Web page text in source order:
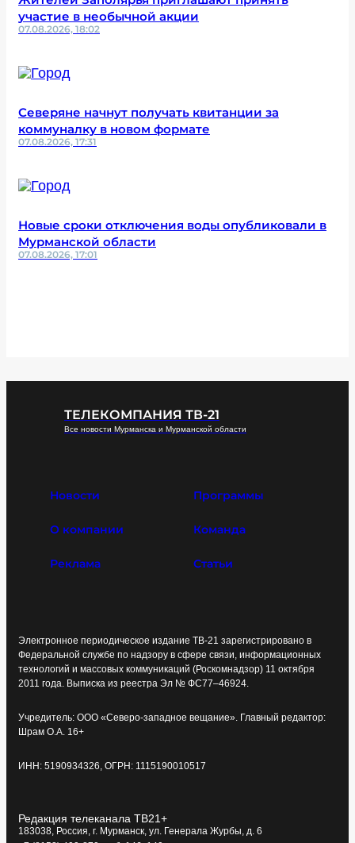
участие в необычной акции
07.08.2026, 18:02
Северяне начнут получать квитанции за
коммуналку в новом формате
07.08.2026, 17:31
Новые сроки отключения воды опубликовали в
Мурманской области
07.08.2026, 17:01
ТЕЛЕКОМПАНИЯ ТВ-21
Все новости Мурманска и Мурманской области
Новости Программы
О компании Команда
Реклама Статьи
Электронное периодическое издание ТВ-21 зарегистрировано в
Федеральной службе по надзору в сфере связи, информационных
технологий и массовых коммуникаций (Роскомнадзор) 11 октября
2011 года. Выписка из реестра Эл № ФС77–46924.
Учредитель: ООО «Северо-западное вещание». Главный редактор:
Шрам О.А. 16+
ИНН: 5190934326, ОГРН: 1115190010517
Редакция телеканала ТВ21+
183038, Россия, г. Мурманск, ул. Генерала Журбы, д. 6